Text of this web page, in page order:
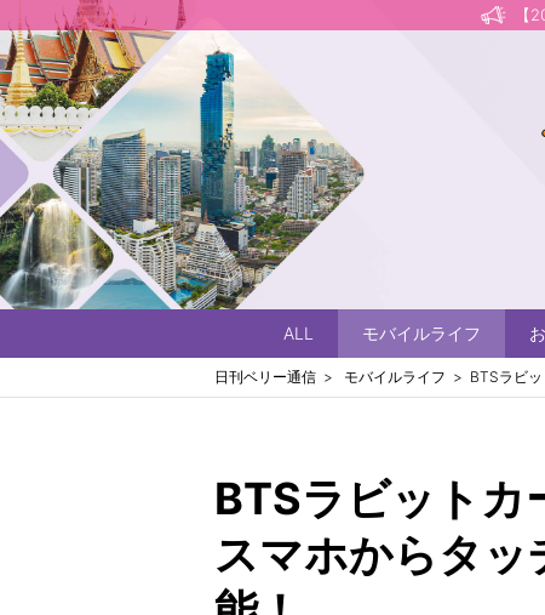
【
ALL モバイルライフ
日刊ベリー通信 モバイルライフ BTSラビ
BTSラビットカ
スマホからタッ